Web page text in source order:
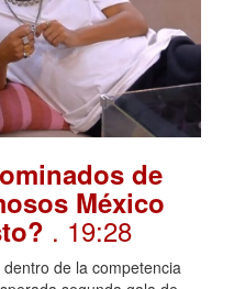
de
México
. 19:28
de la competencia